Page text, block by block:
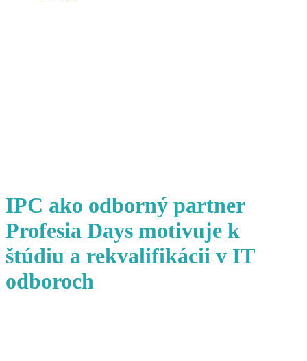
IPC ako odborný partner
Profesia Days motivuje k
štúdiu a rekvalifikácii v IT
odboroch